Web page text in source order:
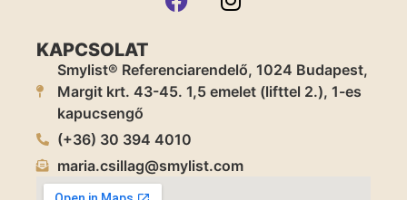
KAPCSOLAT
Smylist® Referenciarendelő, 1024 Budapest,
Margit krt. 43-45. 1,5 emelet (lifttel 2.), 1-es
kapucsengő
(+36) 30 394 4010
maria.csillag@smylist.com